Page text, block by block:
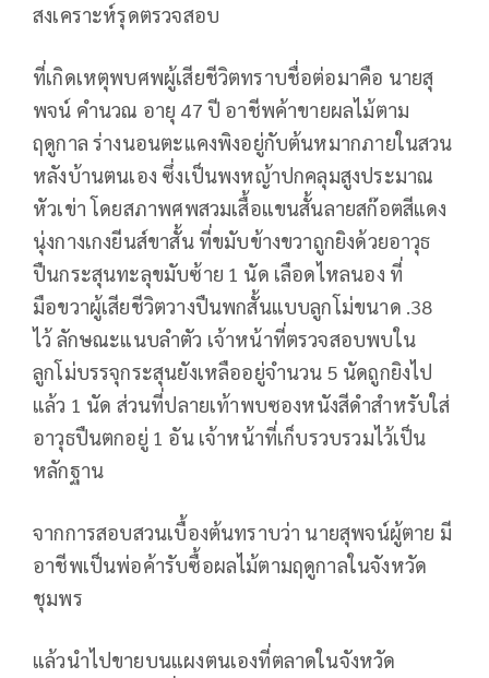
สงเคราะห์รุดตรวจสอบ
ที่เกิดเหตุพบศพผู้เสียชีวิตทราบชื่อต่อมาคือ นายสุ
พจน์ คำนวณ อายุ 47 ปี อาชีพค้าขายผลไม้ตาม
ฤดูกาล ร่างนอนตะแคงพิงอยู่กับต้นหมากภายในสวน
หลังบ้านตนเอง ซึ่งเป็นพงหญ้าปกคลุมสูงประมาณ
หัวเข่า โดยสภาพศพสวมเสื้อแขนสั้นลายสก๊อตสีแดง
นุ่งกางเกงยีนส์ขาสั้น ที่ขมับข้างขวาถูกยิงด้วยอาวุธ
ปืนกระสุนทะลุขมับซ้าย 1 นัด เลือดไหลนอง ที่
มือขวาผู้เสียชีวิตวางปืนพกสั้นแบบลูกโม่ขนาด .38
ไว้ ลักษณะแนบลำตัว เจ้าหน้าที่ตรวจสอบพบใน
ลูกโม่บรรจุกระสุนยังเหลืออยู่จำนวน 5 นัดถูกยิงไป
แล้ว 1 นัด ส่วนที่ปลายเท้าพบซองหนังสีดำสำหรับใส่
อาวุธปืนตกอยู่ 1 อัน เจ้าหน้าที่เก็บรวบรวมไว้เป็น
หลักฐาน
จากการสอบสวนเบื้องต้นทราบว่า นายสุพจน์ผู้ตาย มี
อาชีพเป็นพ่อค้ารับซื้อผลไม้ตามฤดูกาลในจังหวัด
ชุมพร
แล้วนำไปขายบนแผงตนเองที่ตลาดในจังหวัด